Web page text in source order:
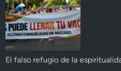
El falso refugio de la